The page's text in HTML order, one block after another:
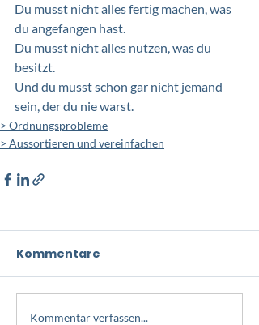
Du musst nicht alles fertig machen, was
du angefangen hast.
Du musst nicht alles nutzen, was du
besitzt.
Und du musst schon gar nicht jemand
sein, der du nie warst.
> Ordnungsprobleme
> Aussortieren und vereinfachen
Kommentare
Kommentar verfassen...